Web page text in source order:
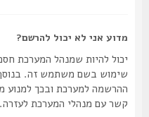
מדוע אני לא יכול להרשם?
שימוש בשם משתמש זה. בנוסף
ההרשמה למערכת ובכך למנוע
קשר עם מנהלי המערכת לעזרה.